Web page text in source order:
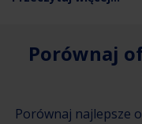
Porównaj
Porównaj najlepsze